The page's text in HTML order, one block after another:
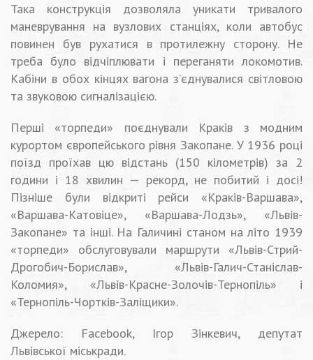
Така конструкція дозволяла уникати тривалого
маневрування на вузлових станціях, коли автобус
повинен був рухатися в протилежну сторону. Не
треба було відчіплювати і переганяти локомотив.
Кабіни в обох кінцях вагона з’єднувалися світловою
та звуковою сигналізацією.
Перші «торпеди» поєднували Краків з модним
курортом європейського рівня Закопане. У 1936 році
поїзд проїхав цю відстань (150 кілометрів) за 2
години і 18 хвилин — рекорд, не побитий і досі!
Пізніше були відкриті рейси «Краків-Варшава»,
«Варшава-Катовіце», «Варшава-Лодзь», «Львів-
Закопане» та інші. На Галичині станом на літо 1939
«торпеди» обслуговували маршрути «Львів-Стрий-
Дрогобич-Борислав», «Львів-Галич-Станіслав-
Коломия», «Львів-Красне-Золочів-Тернопіль» і
«Тернопіль-Чортків-Заліщики».
Джерело: Facebook, Ігор Зінкевич, депутат
Львівської міськради.